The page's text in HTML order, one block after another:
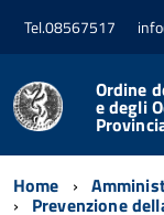
Tel.08567517
Ordine
e degli
Home
Prevenzione